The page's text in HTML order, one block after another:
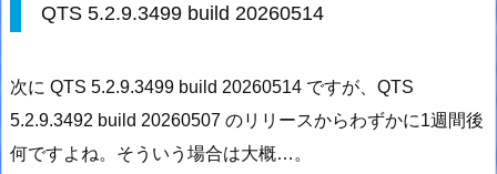
QTS 5.2.9.3499 build 20260514
次に QTS 5.2.9.3499 build 20260514 ですが、QTS
5.2.9.3492 build 20260507 のリリースからわずかに1週間後
何ですよね。そういう場合は大概…。